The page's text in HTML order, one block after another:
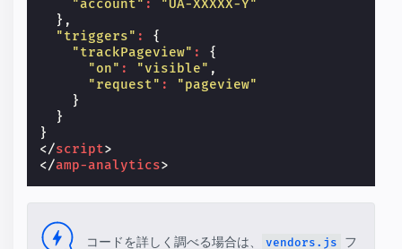
"account" :
"UA-XXXXX-Y"
},
"triggers" :
{
"trackPageview" :
{
"on" : "visible" ,
"request" :
"pageview"
}
}
}
</script>
</amp-analytics>
コードを詳しく調べる場合は、 vendors.js
フ